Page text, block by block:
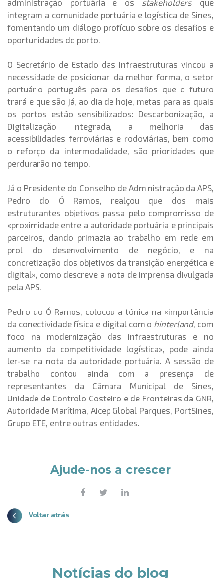
administração portuária e os stakeholdersque
integram a comunidade portuária e logística de Sines,
fomentando um diálogo profícuo sobre os desafios e
oportunidades do porto.
O Secretário de Estado das Infraestruturas vincou a
necessidade de posicionar, da melhor forma, o setor
portuário português para os desafios que o futuro
trará e que são já, ao dia de hoje, metas para as quais
os portos estão sensibilizados: Descarbonização, a
Digitalização integrada, a melhoria das
acessibilidades ferroviárias e rodoviárias, bem como
o reforço da intermodalidade, são prioridades que
perdurarão no tempo.
Já o Presidente do Conselho de Administração da APS,
Pedro do Ó Ramos, realçou que dos mais
estruturantes objetivos passa pelo compromisso de
«proximidade entre a autoridade portuária e principais
parceiros, dando primazia ao trabalho em rede em
prol do desenvolvimento de negócio, e na
concretização dos objetivos da transição energética e
digital», como descreve a nota de imprensa divulgada
pela APS.
Pedro do Ó Ramos, colocou a tónica na «importância
da conectividade física e digital com o hinterland, com
foco na modernização das infraestruturas e no
aumento da competitividade logística», pode ainda
ler-se na nota da autoridade portuária. A sessão de
trabalho contou ainda com a presença de
representantes da Câmara Municipal de Sines,
Unidade de Controlo Costeiro e de Fronteiras da GNR,
Autoridade Marítima, Aicep Global Parques, PortSines,
Grupo ETE, entre outras entidades.
Ajude-nos a crescer
Voltar atrás
Notícias do blog